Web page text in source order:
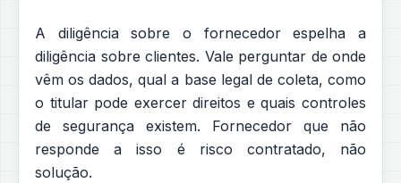
A diligência sobre o fornecedor espelha a
diligência sobre clientes. Vale perguntar de onde
vêm os dados, qual a base legal de coleta, como
o titular pode exercer direitos e quais controles
de segurança existem. Fornecedor que não
responde a isso é risco contratado, não
solução.